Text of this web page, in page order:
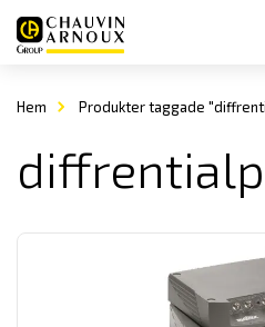
Hem Produkter taggade